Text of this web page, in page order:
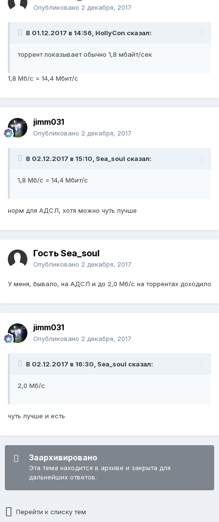
Опубликовано 2 декабря, 2017
В 01.12.2017 в 14:56, HollyCon сказал:
торрент показывает обычно 1,8 мбайт/сек
1,8 Мб/с = 14,4 Мбит/с
jimm031
Опубликовано 2 декабря, 2017
В 02.12.2017 в 15:10, Sea_soul сказал:
1,8 Мб/с = 14,4 Мбит/с
норм для АДСЛ, хотя можно чуть лучше
Гость Sea_soul
Опубликовано 2 декабря, 2017
У меня, бывало, на АДСЛ и до 2,0 Мб/с на торрентах доходило
jimm031
Опубликовано 2 декабря, 2017
В 02.12.2017 в 16:30, Sea_soul сказал:
2,0 Мб/с
чуть лучше и есть
Заархивировано
Эта тема находится в архиве и закрыта для
дальнейших ответов.
Перейти к списку тем